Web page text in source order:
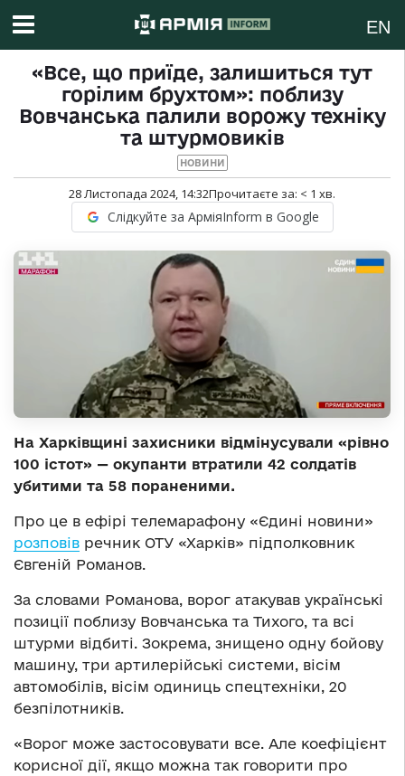
EN
«Все, що приїде, залишиться тут
горілим брухтом»: поблизу
Вовчанська палили ворожу техніку
та штурмовиків
НОВИНИ
28 Листопада 2024, 14:32Прочитаєте за: < 1 хв.
Слідкуйте за АрміяInform в Google
На Харківщині захисники відмінусували «рівно
100 істот» — окупанти втратили 42 солдатів
убитими та 58 пораненими.
Про це в ефірі телемарафону «Єдині новини»
розповів речник ОТУ «Харків» підполковник
Євгеній Романов.
За словами Романова, ворог атакував українські
позиції поблизу Вовчанська та Тихого, та всі
штурми відбиті. Зокрема, знищено одну бойову
машину, три артилерійські системи, вісім
автомобілів, вісім одиниць спецтехніки, 20
безпілотників.
«Ворог може застосовувати все. Але коефіцієнт
корисної дії, якщо можна так говорити про